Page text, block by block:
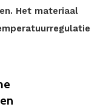
Het materiaal